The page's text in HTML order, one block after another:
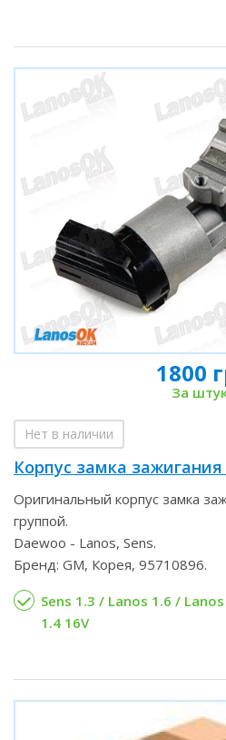
1800
За
Нет в наличии
Корпус замка
Оригинальный корпус замка
группой.
Daewoo - Lanos, Sens.
Бренд: GM, Корея, 95710896.
Sens 1.3 / Lanos 1.6 /
1.4 16V